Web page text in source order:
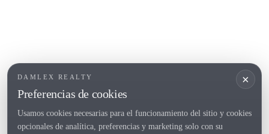
×
DAMLEX REALTY
Preferencias de cookies
Usamos cookies necesarias para el funcionamiento del sitio y cookies
opcionales de analítica, preferencias y marketing solo con su
Obra nueva